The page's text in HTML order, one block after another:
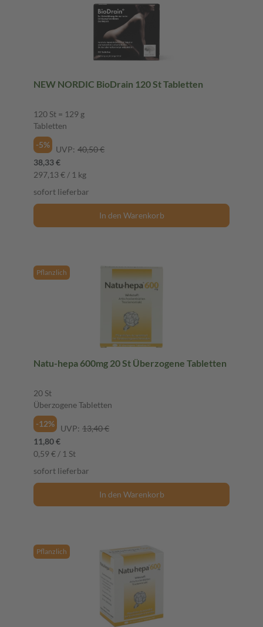
NEW NORDIC BioDrain 120 St Tabletten
120 St = 129 g
Tabletten
-5%
UVP: 40,50 €
38,33 €
297,13 € / 1 kg
sofort lieferbar
In den Warenkorb
Pflanzlich
Natu-hepa 600mg 20 St Überzogene Tabletten
20 St
Überzogene Tabletten
-12%
UVP: 13,40 €
11,80 €
0,59 € / 1 St
sofort lieferbar
In den Warenkorb
Pflanzlich